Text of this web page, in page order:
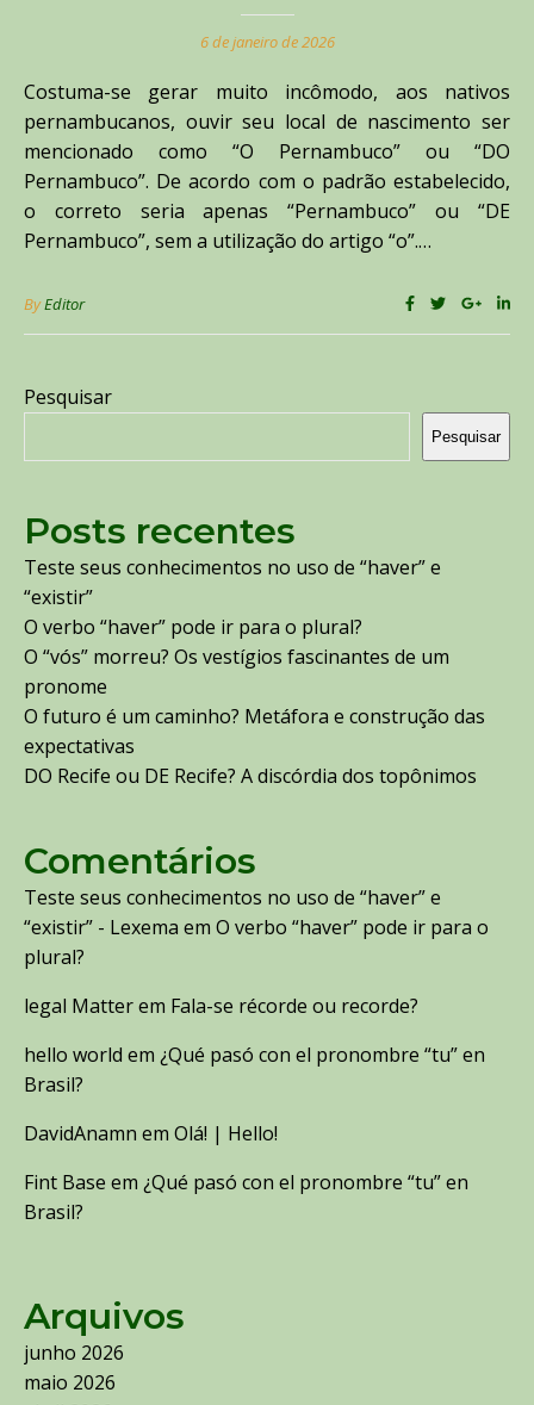
6 de janeiro de 2026
Costuma-se gerar muito incômodo, aos nativos
pernambucanos, ouvir seu local de nascimento ser
mencionado como “O Pernambuco” ou “DO
Pernambuco”. De acordo com o padrão estabelecido,
o correto seria apenas “Pernambuco” ou “DE
Pernambuco”, sem a utilização do artigo “o”.…
ByEditor
Pesquisar
Pesquisar
Posts recentes
Teste seus conhecimentos no uso de “haver” e
“existir”
O verbo “haver” pode ir para o plural?
O “vós” morreu? Os vestígios fascinantes de um
pronome
O futuro é um caminho? Metáfora e construção das
expectativas
DO Recife ou DE Recife? A discórdia dos topônimos
Comentários
Teste seus conhecimentos no uso de “haver” e
“existir” - Lexema em O verbo “haver” pode ir para o
plural?
legal Matterem Fala-se récorde ou recorde?
hello world em ¿Qué pasó con el pronombre “tu” en
Brasil?
DavidAnamn em Olá! | Hello!
Fint Base em ¿Qué pasó con el pronombre “tu” en
Brasil?
Arquivos
junho 2026
maio 2026